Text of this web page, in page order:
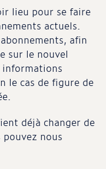
lieu pour se faire
actuels.
afin
sur le nouvel
informations
le cas de figure de
déjà changer de
nous